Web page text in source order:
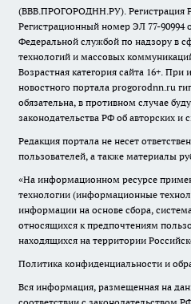
(ВВВ.ПРОГОРОДНН.РУ). Регистрация
Регистрационный номер ЭЛ 77-90994
Федеральной службой по надзору в
технологий и массовых
Возрастная категория сайта 16+.
новостного портала progorodnn.ru
обязательна, в противном случае
законодательства РФ об авторских и
Редакция портала не несет
пользователей, а также материалы
«На информационном ресурсе
технологии (информационные
информации на основе сбора,
относящихся к предпочтениям
находящихся на территории
Политика конфиденциальности и
Вся информация, размещенная на